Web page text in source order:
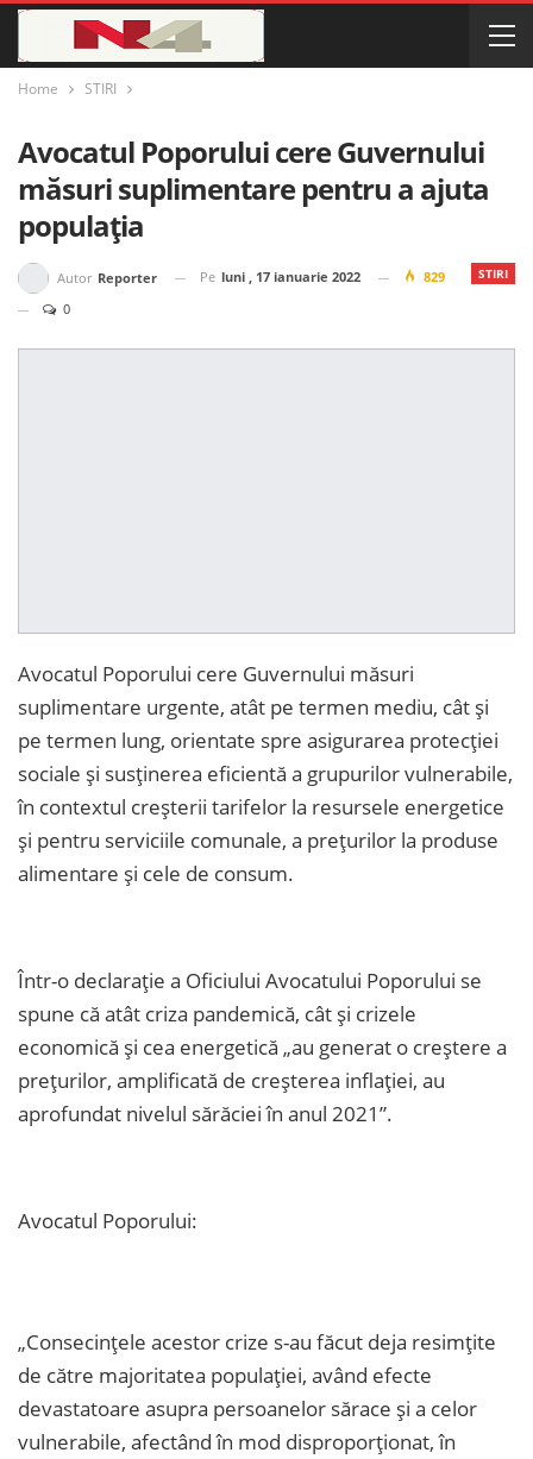
Home STIRI
Avocatul Poporului cere Guvernului
măsuri suplimentare pentru a ajuta
populația
STIRI
Autor Reporter Pe luni , 17 ianuarie 2022
829
0
Avocatul Poporului cere Guvernului măsuri
suplimentare urgente, atât pe termen mediu, cât și
pe termen lung, orientate spre asigurarea protecției
sociale și susținerea eficientă a grupurilor vulnerabile,
în contextul creșterii tarifelor la resursele energetice
și pentru serviciile comunale, a prețurilor la produse
alimentare și cele de consum.
Într-o declarație a Oficiului Avocatului Poporului se
spune că atât criza pandemică, cât și crizele
economică și cea energetică „au generat o creștere a
prețurilor, amplificată de creșterea inflației, au
aprofundat nivelul sărăciei în anul 2021”.
Avocatul Poporului:
„Consecințele acestor crize s-au făcut deja resimțite
de către majoritatea populației, având efecte
devastatoare asupra persoanelor sărace și a celor
vulnerabile, afectând în mod disproporționat, în